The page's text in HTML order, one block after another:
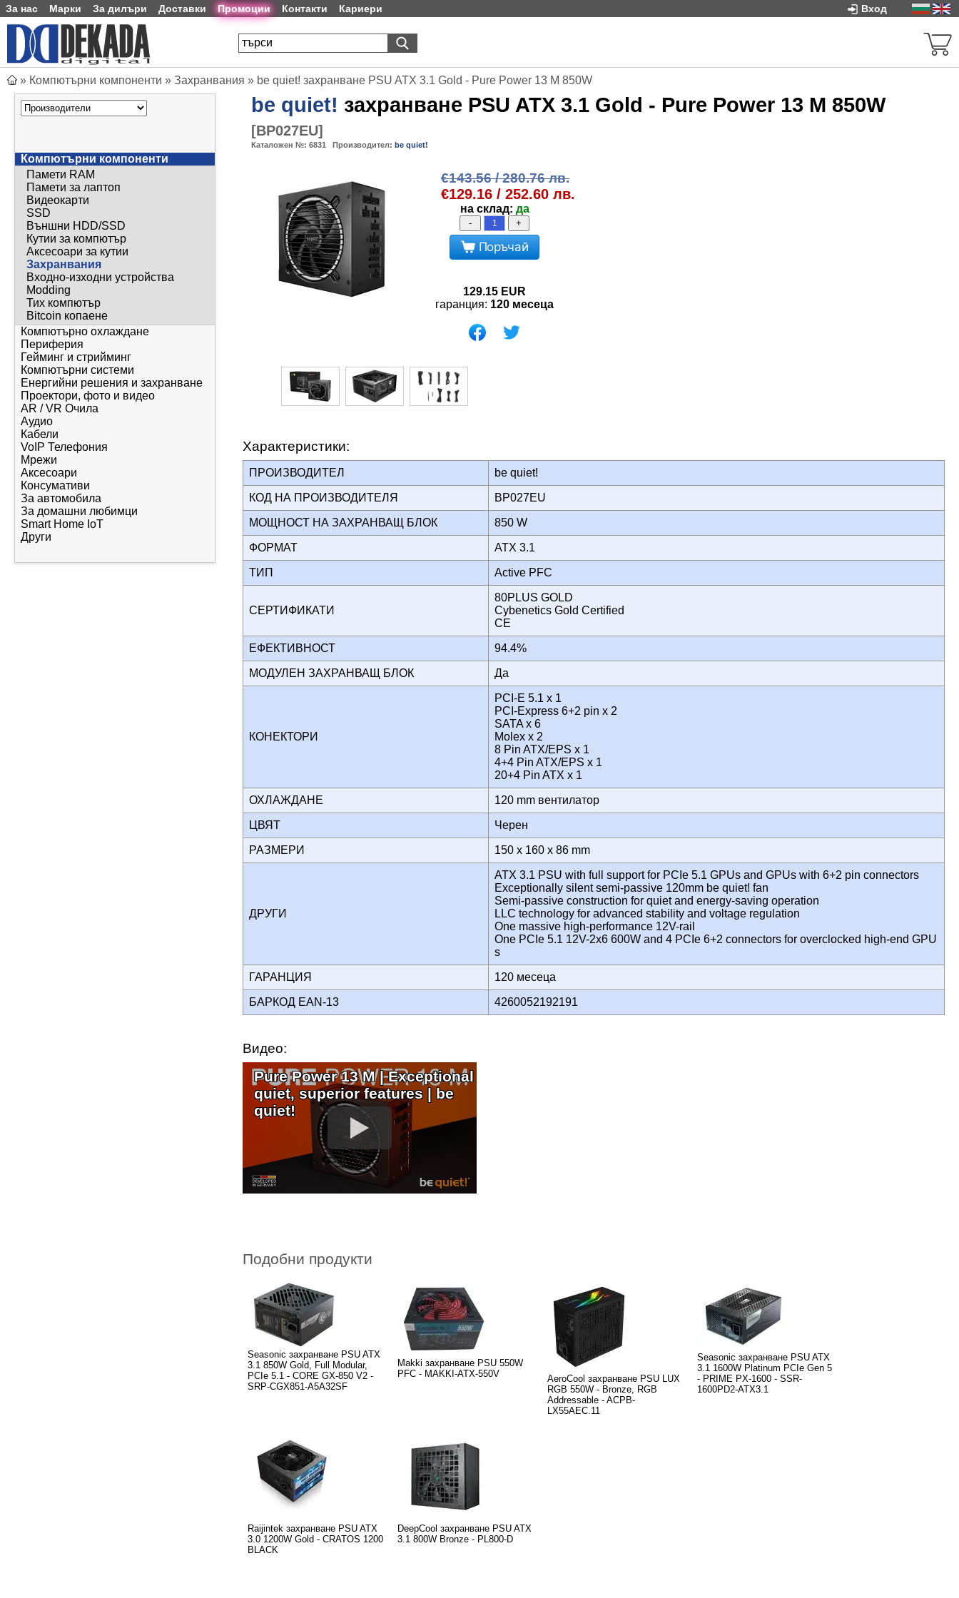
За нас Марки За дилъри Доставки Промоции Контакти Кариери Вход
» Компютърни компоненти » Захранвания » be quiet! захранване PSU ATX 3.1 Gold - Pure Power 13 M 850W
Компютърни компоненти
Памети RAM
Памети за лаптоп
Видеокарти
SSD
Външни HDD/SSD
Кутии за компютър
Аксесоари за кутии
Захранвания
Входно-изходни устройства
Modding
Тих компютър
Bitcoin копаене
Компютърно охлаждане
Периферия
Гейминг и стрийминг
Компютърни системи
Енергийни решения и захранване
Проектори, фото и видео
AR / VR Очила
Аудио
Кабели
VoIP Телефония
Мрежи
Аксесоари
Консумативи
За автомобила
За домашни любимци
Smart Home IoT
Други
be quiet! захранване PSU ATX 3.1 Gold - Pure Power 13 M 850W
[BP027EU]
Каталожен №: 6831 Производител: be quiet!
€143.56 / 280.76 лв.
€129.16 / 252.60 лв.
на склад: да
- +
Поръчай
129.15 EUR
гаранция: 120 месеца
Характеристики:
ПРОИЗВОДИТЕЛ be quiet!
КОД НА ПРОИЗВОДИТЕЛЯ BP027EU
МОЩНОСТ НА ЗАХРАНВАЩ БЛОК 850 W
ФОРМАТ ATX 3.1
ТИП Active PFC
СЕРТИФИКАТИ
80PLUS GOLD
Cybenetics Gold Certified
CE
ЕФЕКТИВНОСТ 94.4%
МОДУЛЕН ЗАХРАНВАЩ БЛОК Да
КОНЕКТОРИ
PCI-E 5.1 x 1
PCI-Express 6+2 pin x 2
SATA x 6
Molex x 2
8 Pin ATX/EPS x 1
4+4 Pin ATX/EPS x 1
20+4 Pin ATX x 1
ОХЛАЖДАНЕ 120 mm вентилатор
ЦВЯТ Черен
РАЗМЕРИ 150 x 160 x 86 mm
ДРУГИ
ATX 3.1 PSU with full support for PCIe 5.1 GPUs and GPUs with 6+2 pin connectors
Exceptionally silent semi-passive 120mm be quiet! fan
Semi-passive construction for quiet and energy-saving operation
LLC technology for advanced stability and voltage regulation
One massive high-performance 12V-rail
One PCIe 5.1 12V-2x6 600W and 4 PCIe 6+2 connectors for overclocked high-end GPU
s
ГАРАНЦИЯ 120 месеца
БАРКОД EAN-13 4260052192191
Видео:
Pure Power 13 M | Exceptional
quiet, superior features | be
quiet!
Подобни продукти
Seasonic захранване PSU ATX
3.1 850W Gold, Full Modular,
PCIe 5.1 - CORE GX-850 V2 -
SRP-CGX851-A5A32SF
Makki захранване PSU 550W
PFC - MAKKI-ATX-550V
AeroCool захранване PSU LUX
RGB 550W - Bronze, RGB
Addressable - ACPB-
LX55AEC.11
Seasonic захранване PSU ATX
3.1 1600W Platinum PCIe Gen 5
- PRIME PX-1600 - SSR-
1600PD2-ATX3.1
Raijintek захранване PSU ATX
3.0 1200W Gold - CRATOS 1200
BLACK
DeepCool захранване PSU ATX
3.1 800W Bronze - PL800-D